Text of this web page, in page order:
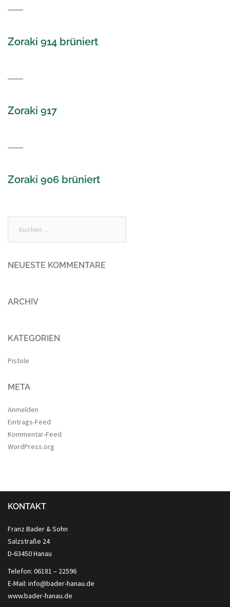
Zoraki 914 brüniert
Zoraki 917
Zoraki 906 brüniert
nach:
NEUESTE KOMMENTARE
ARCHIV
KATEGORIEN
Pistole
META
Anmelden
Eintrags-Feed
Kommentar-Feed
WordPress.org
KONTAKT
Franz Bader & Sohn
Salzstraße 24
D-63450 Hanau
Telefon: 06181 – 22596
E-Mail: info@bader-hanau.de
www.bader-hanau.de